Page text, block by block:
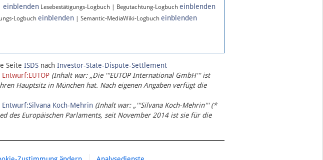
einblenden Lesebestätigungs-Logbuch | Begutachtung-Logbuch einblenden
Logbuch einblenden | Semantic-MediaWiki-Logbuch einblenden
Seite ISDS nach Investor-State-Dispute-Settlement
Entwurf:EUTOP (Inhalt war: „Die '''EUTOP International GmbH''' ist
Hauptsitz in München hat. Nach eigenen Angaben verfügt die
Entwurf:Silvana Koch-Mehrin (Inhalt war: „'''Silvana Koch-Mehrin''' (*
des Europäischen Parlaments, seit November 2014 ist sie für die